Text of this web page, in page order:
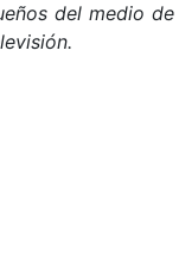
del medio